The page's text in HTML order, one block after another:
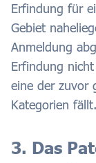
Erfindung für
Gebiet
Anmeldung
Erfindung
eine der zuvor
Kategorien fällt.
3. Das